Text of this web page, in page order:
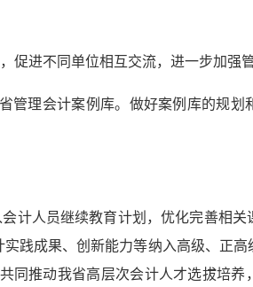
进不同单位相互交流，进一步加强
管理会计案例库。做好案例库的规划
计人员继续教育计划，优化完善相
践成果、创新能力等纳入高级、正
同推动我省高层次会计人才选拔培养